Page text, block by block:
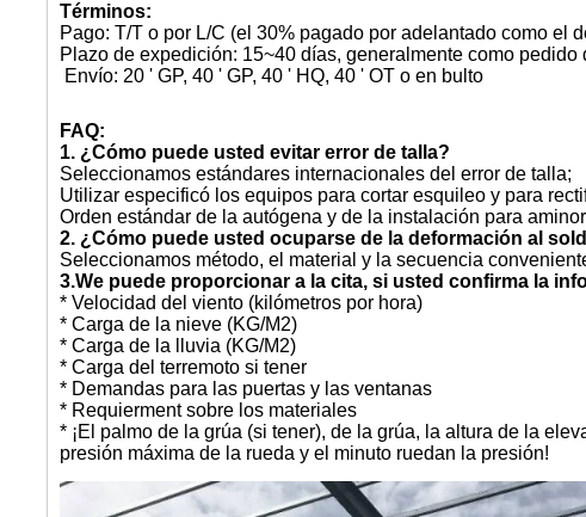
Términos:
Pago: T/T o por L/C (el 30% pagado por adelantado como el
Plazo de expedición: 15~40 días, generalmente como pedido
Envío: 20 ' GP, 40 ' GP, 40 ' HQ, 40 ' OT o en bulto
FAQ:
1. ¿Cómo puede usted evitar error de talla?
Seleccionamos estándares internacionales del error de talla;
Utilizar especificó los equipos para cortar esquileo y para
Orden estándar de la autógena y de la instalación para
2. ¿Cómo puede usted ocuparse de la deformación al
Seleccionamos método, el material y la secuencia
3.We puede proporcionar a la cita, si usted confirma la
* Velocidad del viento (kilómetros por hora)
* Carga de la nieve (KG/M2)
* Carga de la lluvia (KG/M2)
* Carga del terremoto si tener
* Demandas para las puertas y las ventanas
* Requierment sobre los materiales
* ¡El palmo de la grúa (si tener), de la grúa, la altura de la
presión máxima de la rueda y el minuto ruedan la presión!